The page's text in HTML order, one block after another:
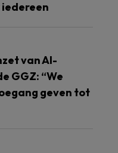
van AI-
GGZ: “We
geven tot